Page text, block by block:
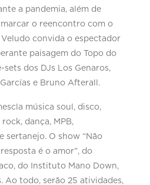
a pandemia, além de
o reencontro com o
convida o espectador
paisagem do Topo do
dos DJs Los Genaros,
e Bruno Afterall.
música soul, disco,
dança, MPB,
sertanejo. O show “Não
é o amor”, do
do Instituto Mano Down,
Ao todo, serão 25 atividades,